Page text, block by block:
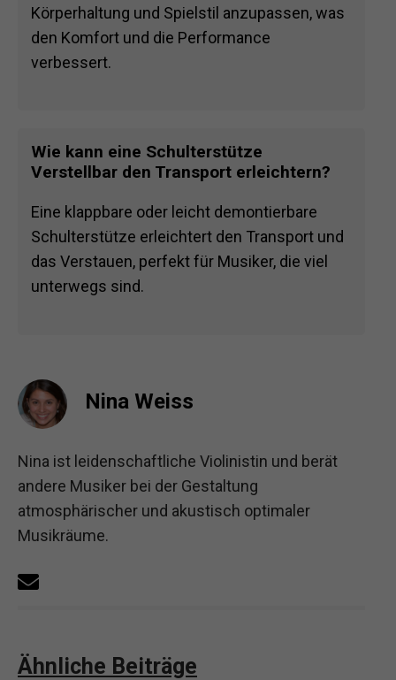
Körperhaltung und Spielstil anzupassen, was
den Komfort und die Performance
verbessert.
Wie kann eine Schulterstütze
Verstellbar den Transport erleichtern?
Eine klappbare oder leicht demontierbare
Schulterstütze erleichtert den Transport und
das Verstauen, perfekt für Musiker, die viel
unterwegs sind.
Nina Weiss
Nina ist leidenschaftliche Violinistin und berät
andere Musiker bei der Gestaltung
atmosphärischer und akustisch optimaler
Musikräume.
Ähnliche Beiträge